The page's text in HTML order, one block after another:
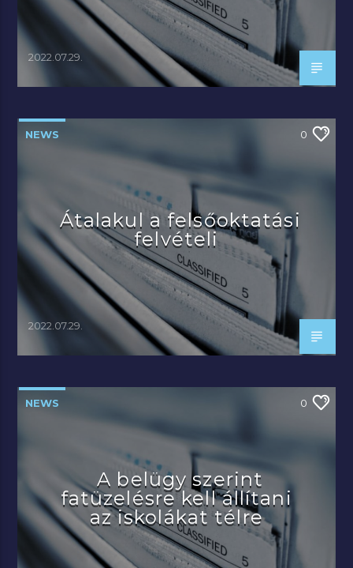
2022.07.29.
NEWS 0
Átalakul a felsőoktatási
felvételi
2022.07.29.
NEWS 0
A belügy szerint
fatüzelésre kell állítani
az iskolákat télre